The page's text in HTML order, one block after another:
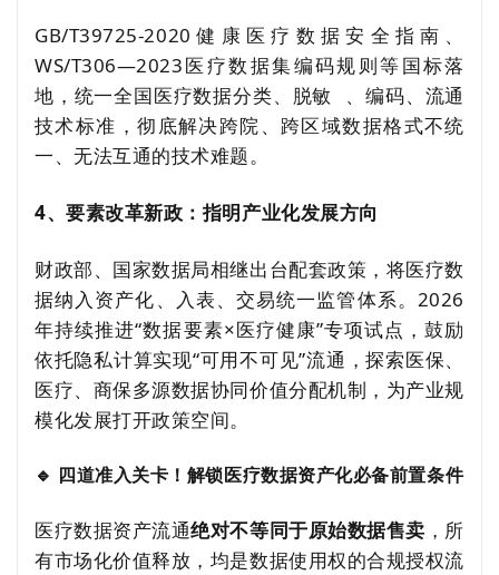
GB/T39725-2020健康医疗数据安全指南、
WS/T306—2023医疗数据集编码规则等国标落
地，统一全国医疗数据分类、 脱敏
、编码、流通
技术标准，彻底解决跨院、跨区域数据格式不统
一、无法互通的技术难题。
4、要素改革新政：指明产业化发展方向
财政部、国家数据局相继出台配套政策，将医疗数
据纳入资产化、入表、交易统一监管体系。2026
年持续推进“数据要素×医疗健康”专项试点，鼓励
依托隐私计算实现“可用不可见”流通，探索医保、
医疗、商保多源数据协同价值分配机制，为产业规
模化发展打开政策空间。
🔹 四道准入关卡！解锁医疗数据资产化必备前置条件
医疗数据资产流通绝对不等同于原始数据售卖 ，所
有市场化价值释放，均是数据使用权的合规授权流